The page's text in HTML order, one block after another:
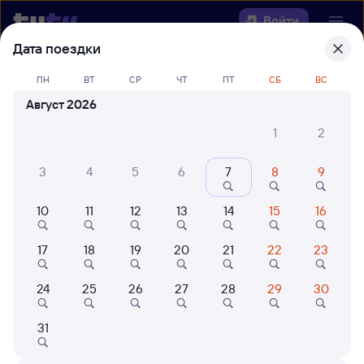
Войти
Выберите день, чтобы найтиж/д
билеты Аксарайская — Двойная
42 млн путешествуют с
Дата поездки
ПН ВТ СР ЧТ ПТ СБ ВС
Август 2026
1
2
3 4 5 6 7 8 9
10 11 12 13 14 15 16
17 18 19 20 21 22 23
24 25 26 27 28 29 30
31